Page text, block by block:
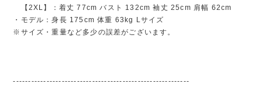
【2XL】：着丈 77cm バスト 132cm 袖丈 25cm 肩幅 62cm
・モデル：身長 175cm 体重 63kg Lサイズ
※サイズ・重量など多少の誤差がございます。
----------------------------------------------------------